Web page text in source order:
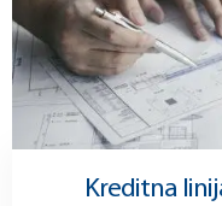
Kreditna